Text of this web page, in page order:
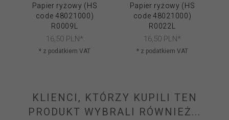
Papier ryżowy (HS
code 48021000)
R0009L
16,50 PLN*
* z podatkiem VAT
Papier ryżowy (HS
code 48021000)
R0022L
16,50 PLN*
* z podatkiem VAT
KLIENCI, KTÓRZY KUPILI TEN
PRODUKT WYBRALI RÓWNIEŻ...